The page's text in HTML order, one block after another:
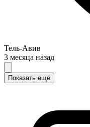
Тель-Авив
3 месяца назад
Показать ещё